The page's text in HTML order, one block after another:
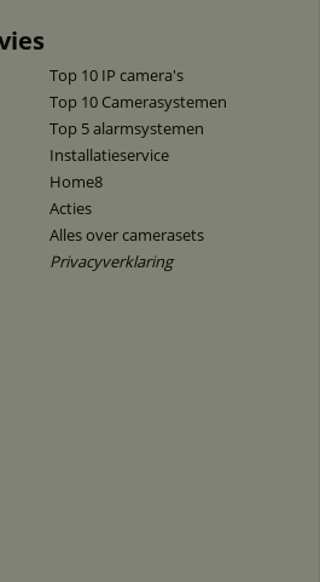
Top 10 IP camera's
Top 10 Camerasystemen
Top 5 alarmsystemen
Installatieservice
Home8
Acties
Alles over camerasets
Privacyverklaring